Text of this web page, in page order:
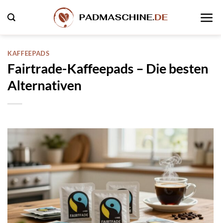
Inhalt
KAFFEEPADS
Fairtrade-Kaffeepads – Die besten
Alternativen